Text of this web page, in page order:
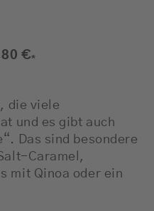
€*
die viele
und es gibt auch
Das sind besondere
Caramel,
mit Qinoa oder ein